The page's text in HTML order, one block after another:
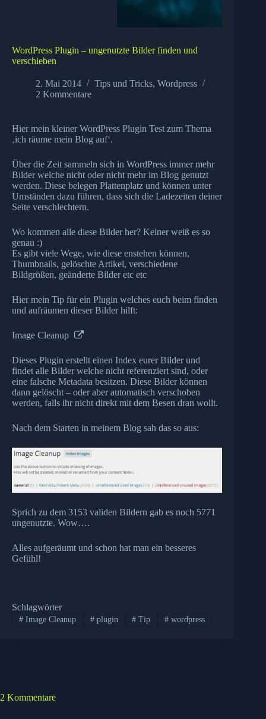
WordPress Plugin – ungenutzte Bilder finden und
verschieben
2. Mai 2014 Tips und Tricks, Wordpress
2 Kommentare
Hier mein kleiner WordPress Plugin Test zum Thema
‚ich räume mein Blog auf‘.
Über die Zeit sammeln sich in WordPress immer mehr
Bilder welche nicht oder nicht mehr im Blog genutzt
werden. Diese belegen Plattenplatz und können unter
Umständen dazu führen, dass sich die Ladezeiten deiner
Seite verschlechtern.
Wo kommen alle diese Bilder her? Keiner weiß es so
genau :)
Es gibt viele Wege, wie diese enstehen können,
Thumbnails, gelöschte Artikel, verschiedene
Bildgrößen, geänderte Bilder etc etc
Hier mein Tip für ein Plugin welches euch beim finden
und aufräumen dieser Bilder hilft:
Image Cleanup
Dieses Plugin erstellt einen Index eurer Bilder und
findet alle Bilder welche nicht referenziert sind, oder
eine falsche Metadata besitzen. Diese Bilder können
dann gelöscht – oder aber automatisch verschoben
werden, falls ihr nicht direkt mit dem Besen dran wollt.
Nach dem Starten in meinem Blog sah das so aus:
Sprich zu dem 3153 validen Bildern gab es noch 5771
ungenutzte. Wow….
Alles aufgeräumt und schon hat man ein besseres
Gefühl!
Schlagwörter
#Image Cleanup #plugin # Tip # wordpress
2 Kommentare